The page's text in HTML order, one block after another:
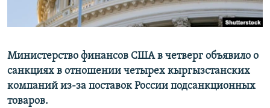
Министерство финансов США в четверг объявило о
санкциях в отношении четырех кыргызстанских
компаний из-за поставок России подсанкционных
товаров.